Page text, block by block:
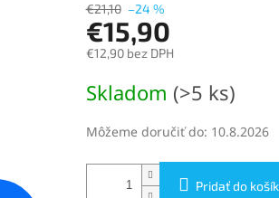
€21,10 –24 %
€15,90
€12,90 bez DPH
cena:
Skladom (>5 ks)
Môžeme doručiť do: 10.8.2026
Pridať do